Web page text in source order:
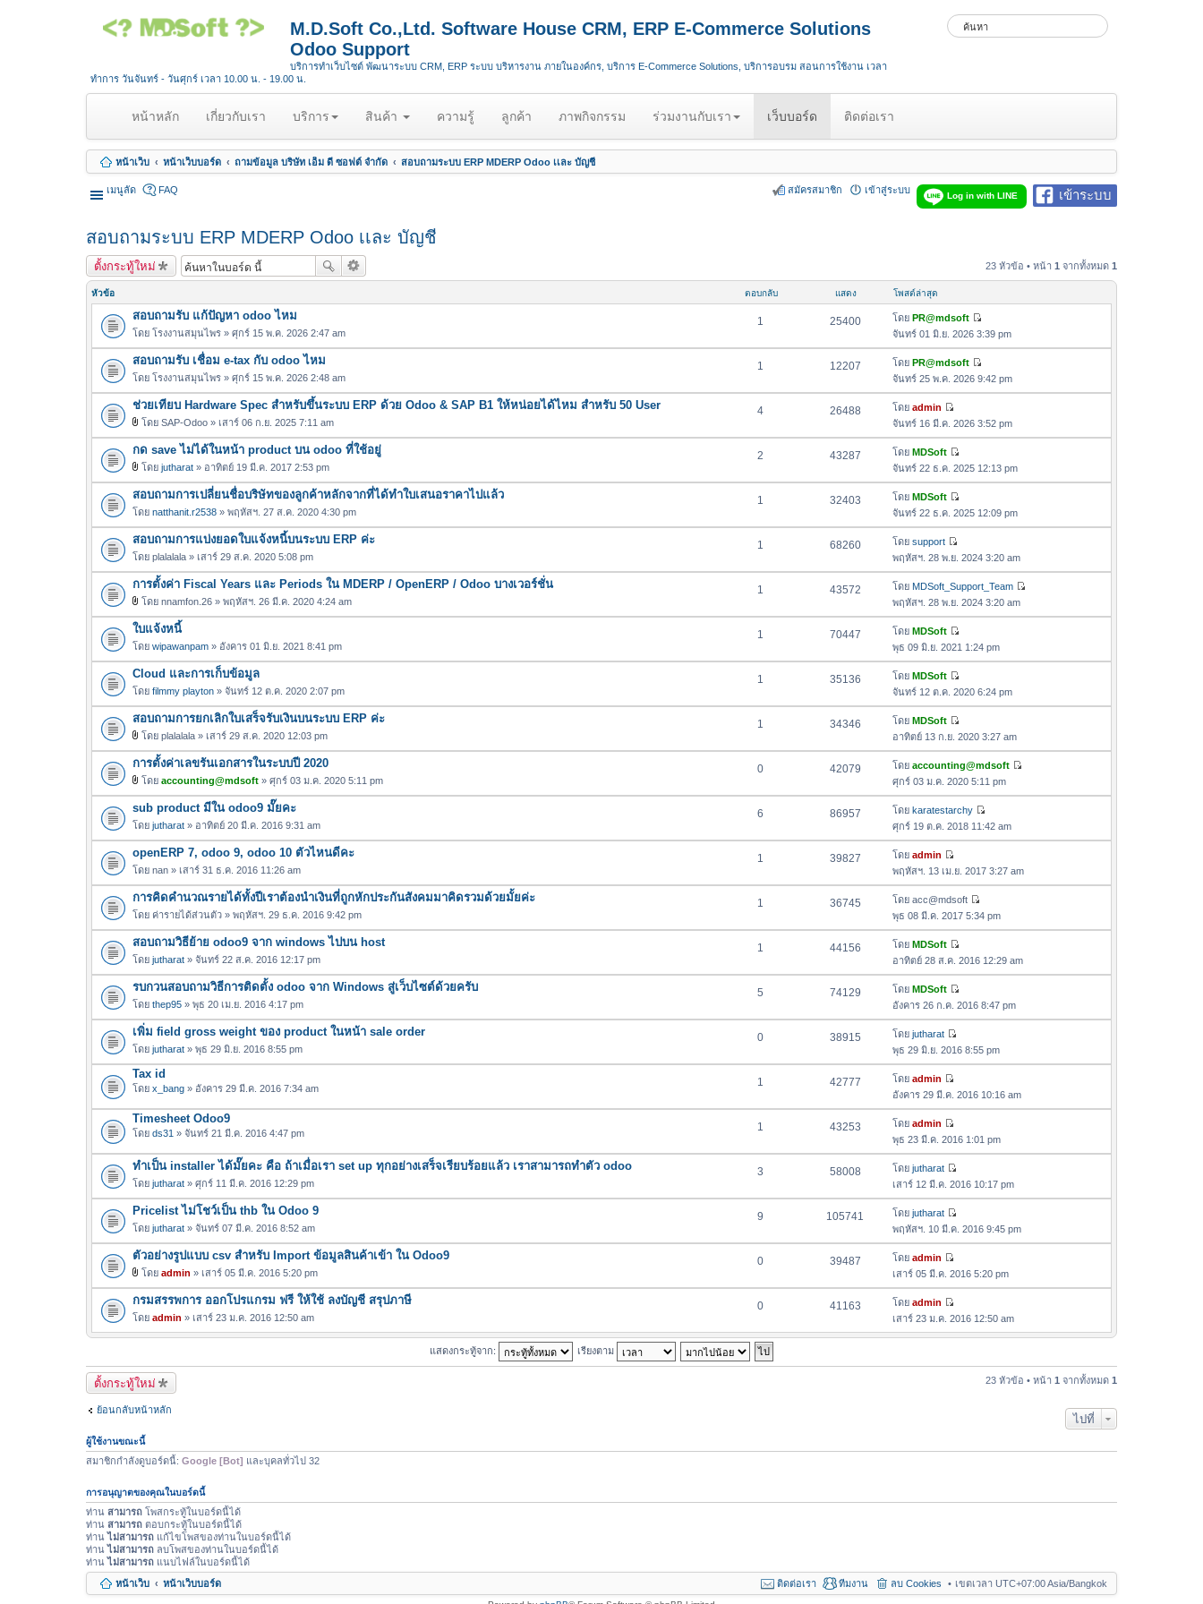
M.D.Soft Co.,Ltd. Software House CRM, ERP E-Commerce Solutions
Odoo Support
บริการทำเว็บไซต์ พัฒนาระบบ CRM, ERP ระบบ บริหารงาน ภายในองค์กร, บริการ E-Commerce Solutions, บริการอบรม สอนการใช้งาน เวลา
ทำการ วันจันทร์ - วันศุกร์ เวลา 10.00 น. - 19.00 น.
หน้าหลัก(
u
r
t
)
เกี่ยวกับเรา บริการ สินค้า ความรู้ ลูกค้า ภาพกิจกรรม ร่วมงานกับเรา เว็บบอร์ด ติดต่อเรา
หน้าเว็บ หน้าเว็บบอร์ด ถามข้อมูล บริษัท เอ็ม ดี ซอฟต์ จำกัด สอบถามระบบ ERP MDERP Odoo เเละ บัญชี
เมนูลัด เข้าระบบ
Log in with LINE
FAQ เข้าสู่ระบบ
สมัครสมาชิก
สอบถามระบบ ERP MDERP Odoo เเละ บัญชี
ตั้งกระทู้ใหม่ 23 หัวข้อ • หน้า 1 จากทั้งหมด 1
หัวข้อ ตอบกลับ แสดง โพสต์ล่าสุด
สอบถามรับ แก้ปัญหา odoo ไหม
โดย โรงงานสมุนไพร » ศุกร์ 15 พ.ค. 2026 2:47 am
1 25400 โดย PR@mdsoft
ดู
ข้
ค
ว
ม
ล่
สุ
จันทร์ 01 มิ.ย. 2026 3:39 pm
สอบถามรับ เชื่อม e-tax กับ odoo ไหม
โดย โรงงานสมุนไพร » ศุกร์ 15 พ.ค. 2026 2:48 am
1 12207 โดย PR@mdsoft
ดู
ข้
ค
ว
ม
ล่
สุ
จันทร์ 25 พ.ค. 2026 9:42 pm
ช่วยเทียบ Hardware Spec สำหรับขึ้นระบบ ERP ด้วย Odoo & SAP B1 ให้หน่อยได้ไหม สำหรับ 50 User
ฟ
ล์
แ
น
บ
โดย SAP-Odoo » เสาร์ 06 ก.ย. 2025 7:11 am
4 26488 โดย admin
ดู
ข้
อ
ค
ว
า
ม
ล่
า
สุ
จันทร์ 16 มี.ค. 2026 3:52 pm
กด save ไม่ได้ในหน้า product บน odoo ที่ใช้อยู่
ฟ
ล์
แ
น
บ
โดย jutharat » อาทิตย์ 19 มี.ค. 2017 2:53 pm
2 43287 โดย MDSoft
ดู
ข้
ค
ว
ม
ล่
า
สุ
จันทร์ 22 ธ.ค. 2025 12:13 pm
สอบถามการเปลี่ยนชื่อบริษัทของลูกค้าหลักจากที่ได้ทำใบเสนอราคาไปแล้ว
โดย natthanit.r2538 » พฤหัสฯ. 27 ส.ค. 2020 4:30 pm
1 32403 โดย MDSoft
ดู
ข้
ค
ว
า
ม
ล่
สุ
จันทร์ 22 ธ.ค. 2025 12:09 pm
สอบถามการแบ่งยอดใบแจ้งหนี้บนระบบ ERP ค่ะ
โดย plalalala » เสาร์ 29 ส.ค. 2020 5:08 pm
1 68260 โดย support
ดู
ข้
อ
ค
ว
า
ม
ล่
า
สุ
พฤหัสฯ. 28 พ.ย. 2024 3:20 am
การตั้งค่า Fiscal Years และ Periods ใน MDERP / OpenERP / Odoo บางเวอร์ชั่น
ฟ
ล์
แ
น
บ
โดย nnamfon.26 » พฤหัสฯ. 26 มี.ค. 2020 4:24 am
1 43572 โดย MDSoft_Support_Team
ข้
ว
ล่
พฤหัสฯ. 28 พ.ย. 2024 3:20 am
ใบแจ้งหนี้
โดย wipawanpam » อังคาร 01 มิ.ย. 2021 8:41 pm
1 70447 โดย MDSoft
ดู
ข้
ค
ว
ม
ล่
า
สุ
พุธ 09 มิ.ย. 2021 1:24 pm
Cloud และการเก็บข้อมูล
โดย filmmy playton » จันทร์ 12 ต.ค. 2020 2:07 pm
1 35136 โดย MDSoft
ดู
ข้
ค
ว
า
ม
ล่
า
สุ
จันทร์ 12 ต.ค. 2020 6:24 pm
สอบถามการยกเลิกใบเสร็จรับเงินบนระบบ ERP ค่ะ
ฟ
ล์
แ
น
บ
โดย plalalala » เสาร์ 29 ส.ค. 2020 12:03 pm
1 34346 โดย MDSoft
ดู
ข้
อ
ค
ว
า
ม
ล่
สุ
อาทิตย์ 13 ก.ย. 2020 3:27 am
การตั้งค่าเลขรันเอกสารในระบบปี 2020
ฟ
ล์
แ
น
บ
โดย accounting@mdsoft » ศุกร์ 03 ม.ค. 2020 5:11 pm
0 42079 โดย accounting@mdsoft
ข้
ว
ม
ล่
ศุกร์ 03 ม.ค. 2020 5:11 pm
sub product มีใน odoo9 มั๊ยคะ
โดย jutharat » อาทิตย์ 20 มี.ค. 2016 9:31 am
6 86957 โดย karatestarchy
ดู
ข้
ค
ว
ม
ล่
สุ
ศุกร์ 19 ต.ค. 2018 11:42 am
openERP 7, odoo 9, odoo 10 ตัวไหนดีคะ
โดย nan » เสาร์ 31 ธ.ค. 2016 11:26 am
1 39827 โดย admin
ดู
ข้
อ
ค
ว
า
ม
ล่
า
สุ
พฤหัสฯ. 13 เม.ย. 2017 3:27 am
การคิดคำนวณรายได้ทั้งปีเราต้องนำเงินที่ถูกหักประกันสังคมมาคิดรวมด้วยมั้ยค่ะ
โดย ค่ารายได้ส่วนตัว » พฤหัสฯ. 29 ธ.ค. 2016 9:42 pm
1 36745 โดย acc@mdsoft
ดู
ข้
ค
ว
ม
ล่
สุ
พุธ 08 มี.ค. 2017 5:34 pm
สอบถามวิธีย้าย odoo9 จาก windows ไปบน host
โดย jutharat » จันทร์ 22 ส.ค. 2016 12:17 pm
1 44156 โดย MDSoft
ดู
ข้
ค
ว
ม
ล่
สุ
อาทิตย์ 28 ส.ค. 2016 12:29 am
รบกวนสอบถามวิธีการติดตั้ง odoo จาก Windows สู่เว็บไซต์ด้วยครับ
โดย thep95 » พุธ 20 เม.ย. 2016 4:17 pm
5 74129 โดย MDSoft
ดู
ข้
ค
ว
ม
ล่
สุ
อังคาร 26 ก.ค. 2016 8:47 pm
เพิ่ม field gross weight ของ product ในหน้า sale order
โดย jutharat » พุธ 29 มิ.ย. 2016 8:55 pm
0 38915 โดย jutharat
ดู
ข้
ค
ว
ม
ล่
สุ
พุธ 29 มิ.ย. 2016 8:55 pm
Tax id
โดย x_bang » อังคาร 29 มี.ค. 2016 7:34 am 1 42777 โดย admin
ดู
ข้
ค
ว
า
ม
ล่
า
สุ
อังคาร 29 มี.ค. 2016 10:16 am
Timesheet Odoo9
โดย ds31 » จันทร์ 21 มี.ค. 2016 4:47 pm 1 43253 โดย admin
ดู
ข้
อ
ค
ว
า
ม
ล่
สุ
พุธ 23 มี.ค. 2016 1:01 pm
ทำเป็น installer ได้มั๊ยคะ คือ ถ้าเมื่อเรา set up ทุกอย่างเสร็จเรียบร้อยแล้ว เราสามารถทำตัว odoo
โดย jutharat » ศุกร์ 11 มี.ค. 2016 12:29 pm
3 58008 โดย jutharat
ดู
ข้
ค
ว
ม
ล่
สุ
ด
เสาร์ 12 มี.ค. 2016 10:17 pm
Pricelist ไม่โชว์เป็น thb ใน Odoo 9
โดย jutharat » จันทร์ 07 มี.ค. 2016 8:52 am
9 105741 โดย jutharat
ดู
ข้
ค
ว
ม
ล่
สุ
พฤหัสฯ. 10 มี.ค. 2016 9:45 pm
ตัวอย่างรูปแบบ csv สำหรับ Import ข้อมูลสินค้าเข้า ใน Odoo9
ฟ
ล์
แ
บ
โดย admin » เสาร์ 05 มี.ค. 2016 5:20 pm
0 39487 โดย admin
ดู
ข้
ค
ว
ม
เสาร์ 05 มี.ค. 2016 5:20 pm
กรมสรรพการ ออกโปรแกรม ฟรี ให้ใช้ ลงบัญชี สรุปภาษี
โดย admin » เสาร์ 23 ม.ค. 2016 12:50 am
0 41163 โดย admin
ดู
ข้
เสาร์ 23 ม.ค. 2016 12:50 am
แสดงกระทู้จาก: เรียงตาม
ตั้งกระทู้ใหม่ 23 หัวข้อ • หน้า 1 จากทั้งหมด 1
ย้อนกลับหน้าหลัก
ไปที่
ผู้ใช้งานขณะนี้
สมาชิกกำลังดูบอร์ดนี้: Google [Bot] และบุคลทั่วไป 32
การอนุญาตของคุณในบอร์ดนี้
ท่าน สามารถ โพสกระทู้ในบอร์ดนี้ได้
ท่าน สามารถ ตอบกระทู้ในบอร์ดนี้ได้
ท่านไม่สามารถ แก้ไขโพสของท่านในบอร์ดนี้ได้
ท่านไม่สามารถ ลบโพสของท่านในบอร์ดนี้ได้
ท่านไม่สามารถ แนบไฟล์ในบอร์ดนี้ได้
หน้าเว็บ
หน้าเว็บบอร์ด เขตเวลา UTC+07:00 Asia/Bangkok
ลบ Cookies
ทีมงาน
ติดต่อเรา